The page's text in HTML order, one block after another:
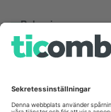
Bulgaria
Regus Sofia City
Totleben 53-55, 1606
Mexico